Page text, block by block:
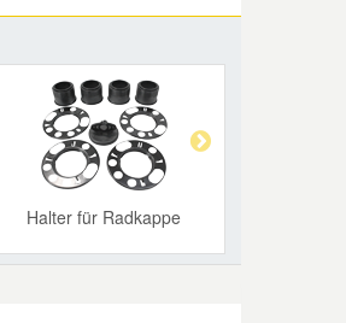
Halter für Radkappe